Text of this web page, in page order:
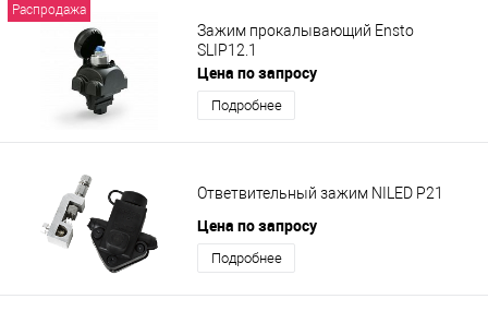
Распродажа
Зажим прокалывающий Ensto
SLIP12.1
Цена по запросу
Подробнее
Ответвительный зажим NILED Р21
Цена по запросу
Подробнее